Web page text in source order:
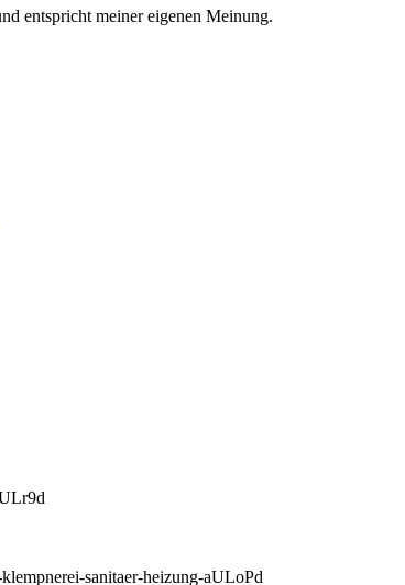
entspricht meiner eigenen Meinung.
sanitaer-heizung-aULoPd